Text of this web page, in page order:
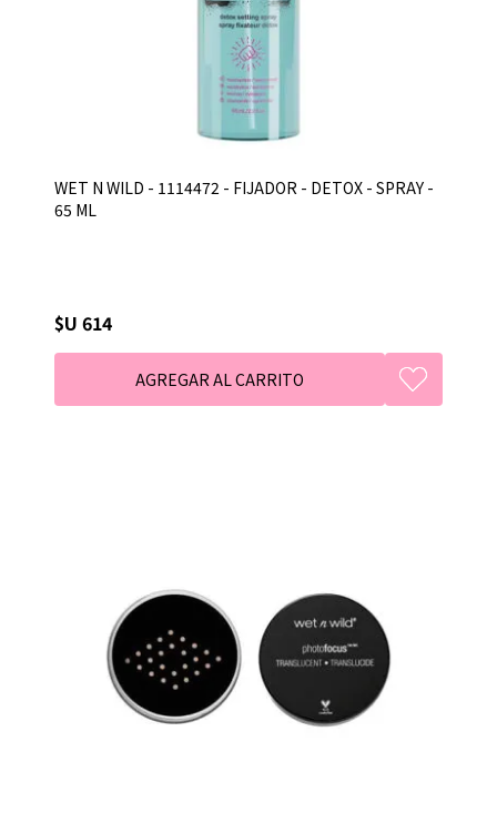
WET N WILD - 1114472 - FIJADOR - DETOX - SPRAY -
65 ML
$U 614